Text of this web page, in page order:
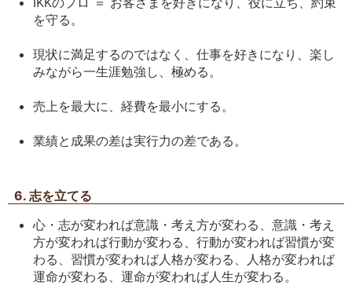
を守る。
現状に満足するのではなく、仕事を好きになり、楽し
みながら一生涯勉強し、極める。
売上を最大に、経費を最小にする。
業績と成果の差は実行力の差である。
6. 志を立てる
心・志が変われば意識・考え方が変わる、意識・考え
方が変われば行動が変わる、行動が変われば習慣が変
わる、習慣が変われば人格が変わる、人格が変われば
運命が変わる、運命が変われば人生が変わる。